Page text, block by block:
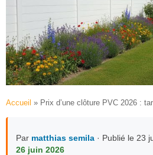
Accueil » Prix d’une clôture PVC 2026 :
Par matthias semila · Publié le 23
26 juin 2026